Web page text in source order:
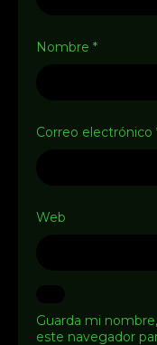
Nombre *
Correo electrónico
Web
Guarda mi
este navegador